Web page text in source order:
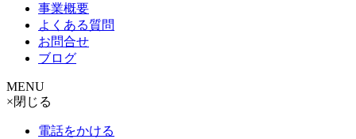
事業概要
よくある質問
お問合せ
ブログ
MENU
×閉じる
電話をかける